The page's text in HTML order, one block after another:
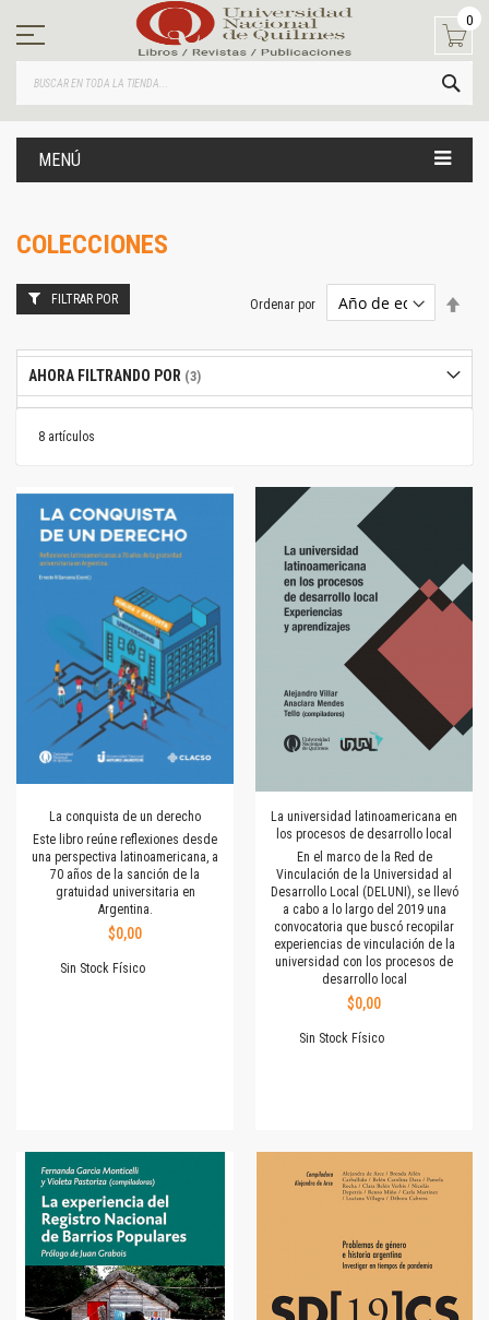
contenido
0
MENÚ
COLECCIONES
8 artículos
Ordenar por
La conquista de un derecho
Este libro reúne reflexiones desde
una perspectiva latinoamericana, a
70 años de la sanción de la
gratuidad universitaria en
Argentina.
$0,00
Sin Stock Físico
La universidad latinoamericana en
los procesos de desarrollo local
En el marco de la Red de
Vinculación de la Universidad al
Desarrollo Local (DELUNI), se llevó
a cabo a lo largo del 2019 una
convocatoria que buscó recopilar
experiencias de vinculación de la
universidad con los procesos de
desarrollo local
$0,00
Sin Stock Físico
FILTRAR POR
AHORA FILTRANDO POR